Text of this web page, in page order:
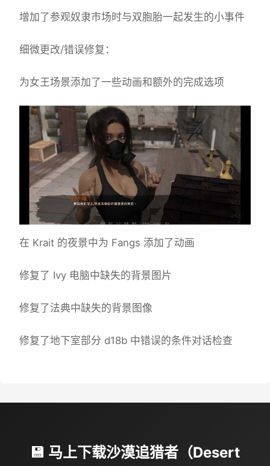
增加了参观奴隶市场时与双胞胎一起发生的小事件
细微更改/错误修复：
为女王场景添加了一些动画和额外的完成选项
在 Krait 的夜景中为 Fangs 添加了动画
修复了 Ivy 电脑中缺失的背景图片
修复了法典中缺失的背景图像
修复了地下室部分 d18b 中错误的条件对话检查
💾 马上下载沙漠追猎者（Desert